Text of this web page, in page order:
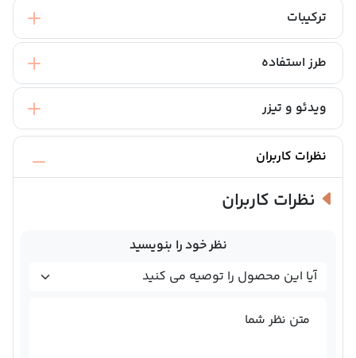
ترکیبات
طرز استفاده
ویدئو و تیزر
نظرات کاربران
نظرات کاربران
نظر خود را بنویسید
متن نظر شما